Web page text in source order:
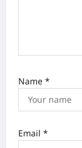
Name *
Email *